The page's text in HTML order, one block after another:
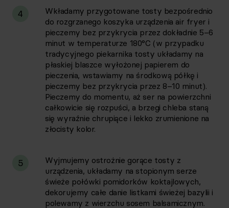
4
Wkładamy przygotowane tosty bezpośrednio
do rozgrzanego koszyka urządzenia air fryer i
pieczemy bez przykrycia przez dokładnie 5–6
minut w temperaturze 180°C (w przypadku
tradycyjnego piekarnika tosty układamy na
płaskiej blaszce wyłożonej papierem do
pieczenia, wstawiamy na środkową półkę i
pieczemy bez przykrycia przez 8–10 minut).
Pieczemy do momentu, aż ser na powierzchni
całkowicie się rozpuści, a brzegi chleba staną
się wyraźnie chrupiące i lekko zrumienione na
złocisty kolor.
5
Wyjmujemy ostrożnie gorące tosty z
urządzenia, układamy na stopionym serze
świeże połówki pomidorków koktajlowych,
dekorujemy całe danie listkami świeżej bazylii i
polewamy z wierzchu sosem balsamicznym.